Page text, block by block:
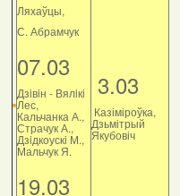
Ляхаўцы,
С. Абрамчук
07.03
Дзiвiн - Вялiкi
Лес,
Кальчанка А.,
Страчук А.,
Дзiдкоускi М.,
Мальчук Я.
19.03
3.03
Казіміроўка,
Дзьмітрый
Якубовіч